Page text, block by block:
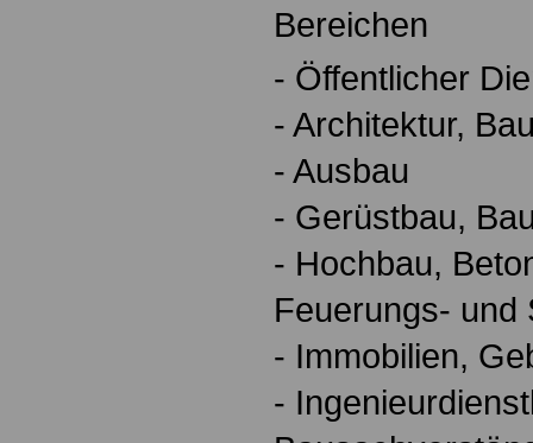
Bereichen
- Öffentlicher
- Architektur,
- Ausbau
- Gerüstbau,
- Hochbau,
Feuerungs- und
- Immobilien,
-